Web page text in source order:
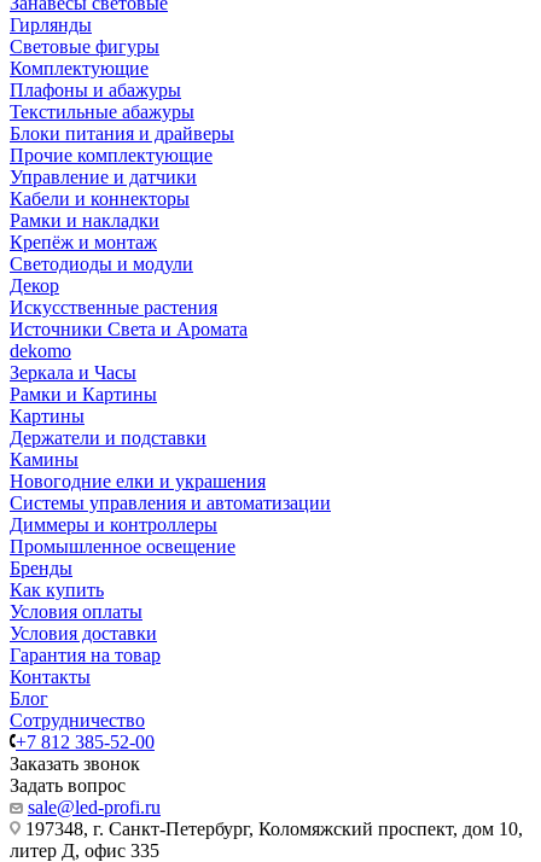
Гирлянды
Световые фигуры
Комплектующие
Плафоны и абажуры
Текстильные абажуры
Блоки питания и драйверы
Прочие комплектующие
Управление и датчики
Кабели и коннекторы
Рамки и накладки
Крепёж и монтаж
Светодиоды и модули
Декор
Искусственные растения
Источники Света и Аромата
dekomo
Зеркала и Часы
Рамки и Картины
Картины
Держатели и подставки
Камины
Новогодние елки и украшения
Системы управления и автоматизации
Диммеры и контроллеры
Промышленное освещение
Бренды
Как купить
Условия оплаты
Условия доставки
Гарантия на товар
Контакты
Блог
Сотрудничество
+7 812 385-52-00
Заказать звонок
Задать вопрос
sale@led-profi.ru
197348, г. Санкт-Петербург, Коломяжский проспект, дом 10,
литер Д, офис 335